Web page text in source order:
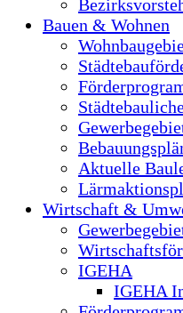
Bauen & Wohnen
Aktuelle
Wirtschaft &
IGEHA
IGEHA